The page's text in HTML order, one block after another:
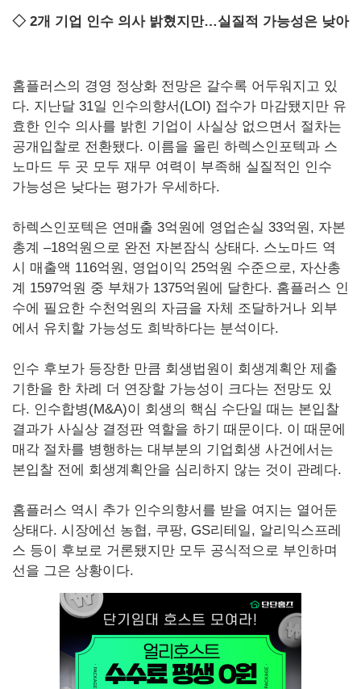
◇ 2개 기업 인수 의사 밝혔지만…실질적 가능성은 낮아
홈플러스의 경영 정상화 전망은 갈수록 어두워지고 있
다. 지난달 31일 인수의향서(LOI) 접수가 마감됐지만 유
효한 인수 의사를 밝힌 기업이 사실상 없으면서 절차는
공개입찰로 전환됐다. 이름을 올린 하렉스인포텍과 스
노마드 두 곳 모두 재무 여력이 부족해 실질적인 인수
가능성은 낮다는 평가가 우세하다.
하렉스인포텍은 연매출 3억원에 영업손실 33억원, 자본
총계 –18억원으로 완전 자본잠식 상태다. 스노마드 역
시 매출액 116억원, 영업이익 25억원 수준으로, 자산총
계 1597억원 중 부채가 1375억원에 달한다. 홈플러스 인
수에 필요한 수천억원의 자금을 자체 조달하거나 외부
에서 유치할 가능성도 희박하다는 분석이다.
인수 후보가 등장한 만큼 회생법원이 회생계획안 제출
기한을 한 차례 더 연장할 가능성이 크다는 전망도 있
다. 인수합병(M&A)이 회생의 핵심 수단일 때는 본입찰
결과가 사실상 결정판 역할을 하기 때문이다. 이 때문에
매각 절차를 병행하는 대부분의 기업회생 사건에서는
본입찰 전에 회생계획안을 심리하지 않는 것이 관례다.
홈플러스 역시 추가 인수의향서를 받을 여지는 열어둔
상태다. 시장에선 농협, 쿠팡, GS리테일, 알리익스프레
스 등이 후보로 거론됐지만 모두 공식적으로 부인하며
선을 그은 상황이다.